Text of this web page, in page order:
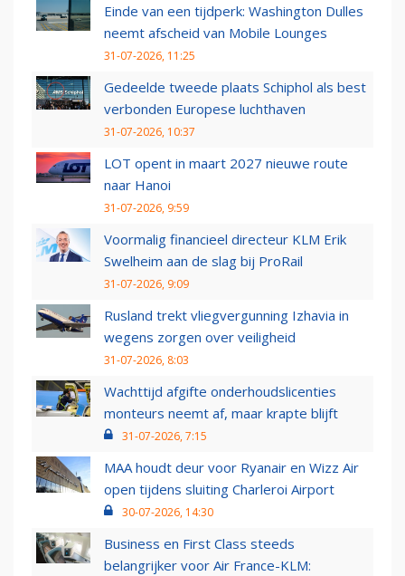
Einde van een tijdperk: Washington Dulles
neemt afscheid van Mobile Lounges
31-07-2026, 11:25
Gedeelde tweede plaats Schiphol als best
verbonden Europese luchthaven
31-07-2026, 10:37
LOT opent in maart 2027 nieuwe route
naar Hanoi
31-07-2026, 9:59
Voormalig financieel directeur KLM Erik
Swelheim aan de slag bij ProRail
31-07-2026, 9:09
Rusland trekt vliegvergunning Izhavia in
wegens zorgen over veiligheid
31-07-2026, 8:03
Wachttijd afgifte onderhoudslicenties
monteurs neemt af, maar krapte blijft
31-07-2026, 7:15
MAA houdt deur voor Ryanair en Wizz Air
open tijdens sluiting Charleroi Airport
30-07-2026, 14:30
Business en First Class steeds
belangrijker voor Air France-KLM: